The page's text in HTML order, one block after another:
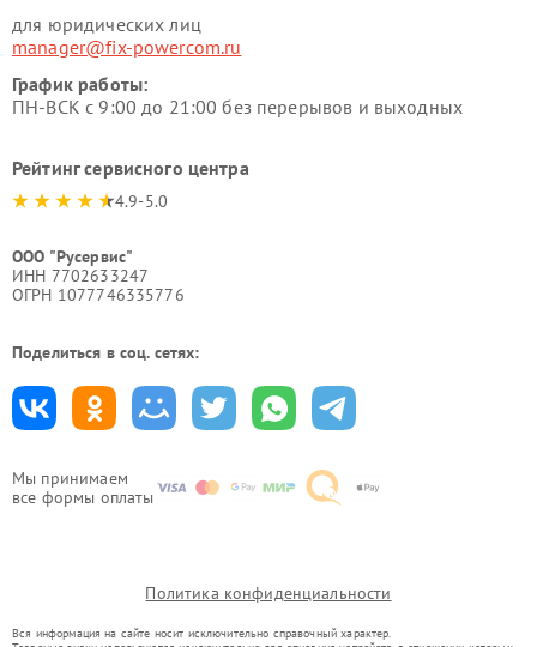
Мы принимаем
все формы оплаты
для юридических лиц
manager@fix-powercom.ru
График работы:
ПН-ВСК с 9:00 до 21:00 без перерывов и выходных
Рейтинг сервисного центра
4.9-5.0
ООО "Русервис"
ИНН 7702633247
ОГРН 1077746335776
Поделиться в соц. сетях:
Политика конфиденциальности
Вся информация на сайте носит исключительно справочный характер.